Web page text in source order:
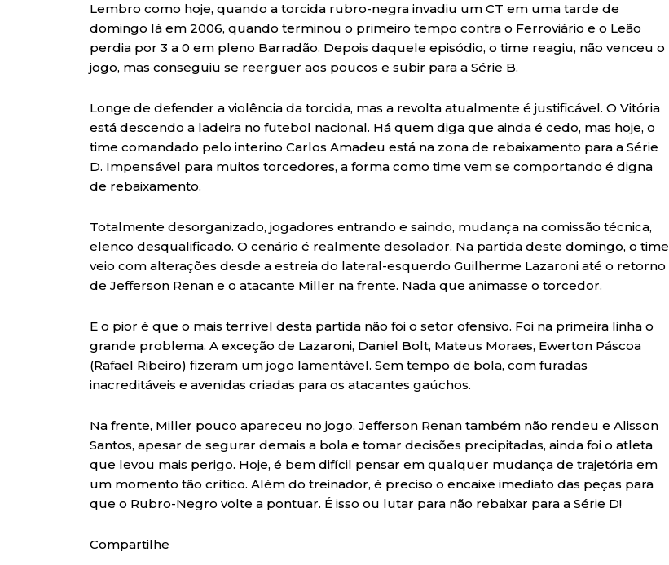
Lembro como hoje, quando a torcida rubro-negra invadiu um CT em uma tarde de
domingo lá em 2006, quando terminou o primeiro tempo contra o Ferroviário e o Leão
perdia por 3 a 0 em pleno Barradão. Depois daquele episódio, o time reagiu, não venceu o
jogo, mas conseguiu se reerguer aos poucos e subir para a Série B.
Longe de defender a violência da torcida, mas a revolta atualmente é justificável. O Vitória
está descendo a ladeira no futebol nacional. Há quem diga que ainda é cedo, mas hoje, o
time comandado pelo interino Carlos Amadeu está na zona de rebaixamento para a Série
D. Impensável para muitos torcedores, a forma como time vem se comportando é digna
de rebaixamento.
Totalmente desorganizado, jogadores entrando e saindo, mudança na comissão técnica,
elenco desqualificado. O cenário é realmente desolador. Na partida deste domingo, o time
veio com alterações desde a estreia do lateral-esquerdo Guilherme Lazaroni até o retorno
de Jefferson Renan e o atacante Miller na frente. Nada que animasse o torcedor.
E o pior é que o mais terrível desta partida não foi o setor ofensivo. Foi na primeira linha o
grande problema. A exceção de Lazaroni, Daniel Bolt, Mateus Moraes, Ewerton Páscoa
(Rafael Ribeiro) fizeram um jogo lamentável. Sem tempo de bola, com furadas
inacreditáveis e avenidas criadas para os atacantes gaúchos.
Na frente, Miller pouco apareceu no jogo, Jefferson Renan também não rendeu e Alisson
Santos, apesar de segurar demais a bola e tomar decisões precipitadas, ainda foi o atleta
que levou mais perigo. Hoje, é bem difícil pensar em qualquer mudança de trajetória em
um momento tão crítico. Além do treinador, é preciso o encaixe imediato das peças para
que o Rubro-Negro volte a pontuar. É isso ou lutar para não rebaixar para a Série D!
Compartilhe